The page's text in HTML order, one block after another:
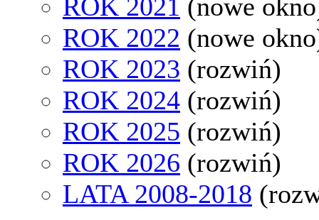
ROK 2021 (nowe
ROK 2022 (nowe
ROK 2023 (rozwiń)
ROK 2024 (rozwiń)
ROK 2025 (rozwiń)
ROK 2026 (rozwiń)
LATA 2008-2018